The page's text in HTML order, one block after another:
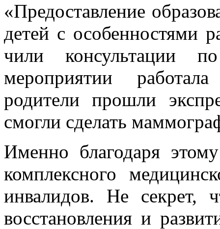
цинское
«Предоставление
детей с особенностями
чили консультации
мероприятии
родители прошли
смогли сделать
Именно благодаря
ком­плексного
инвалидов. Не секрет,